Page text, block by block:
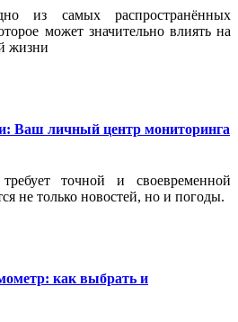
из самых распространённых
может значительно влиять на
жизни
Ваш личный центр мониторинга
точной и своевременной
не только новостей, но и погоды.
как выбрать и